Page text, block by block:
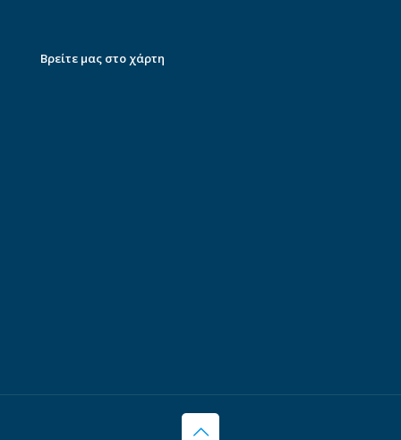
Βρείτε μας στο χάρτη